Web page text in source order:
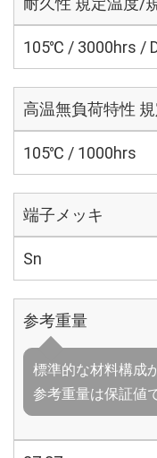
105℃ / 3000hrs /
高温無負荷特性
105℃ / 1000hrs
端子メッキ
Sn
参考重量
標準的な材料構成
参考重量は保証値